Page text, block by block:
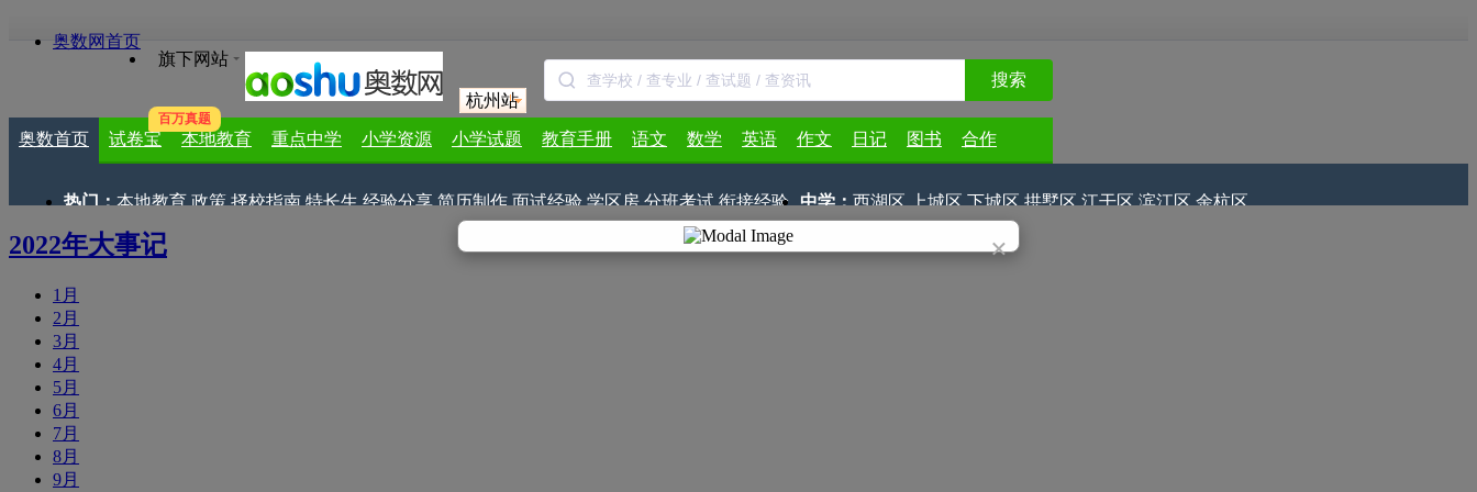
×
奥数网首页
旗下网站
杭州站
搜索
奥数首页 试卷宝
百万真题
本地教育 重点中学 小学资源 小学试题 教育手册 语文 数学 英语 作文 日记 图书 合作
热门：本地教育 政策 择校指南 特长生 经验分享 简历制作 面试经验 学区房 分班考试 衔接经验 中学：西湖区 上城区 下城区 拱墅区 江干区 滨江区 余杭区
2022年大事记
1月
2月
3月
4月
5月
6月
7月
8月
9月